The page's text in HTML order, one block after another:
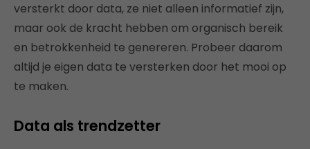
versterkt door data, ze niet alleen informatief zijn,
maar ook de kracht hebben om organisch bereik
en betrokkenheid te genereren. Probeer daarom
altijd je eigen data te versterken door het mooi op
te maken.
Data als trendzetter